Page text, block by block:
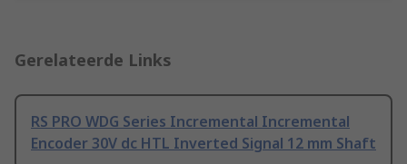
Gerelateerde Links
RS PRO WDG Series Incremental Incremental
Encoder 30V dc HTL Inverted Signal 12 mm Shaft